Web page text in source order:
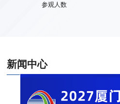
参观人数
新闻中心